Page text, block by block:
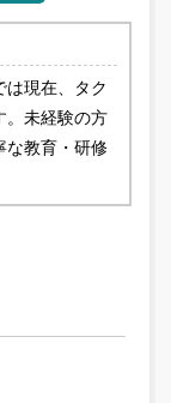
現在、タク
。未経験の方
な教育・研修